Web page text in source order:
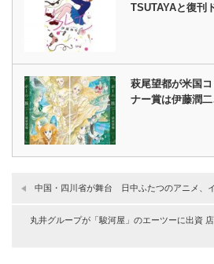
TSUTAYAと復刊
萩尾望都が米国
ナー賞は伊藤潤
中国・四川省が舞台 日中ふたつのアニメ、
丸井グループが「駿河屋」のエーツーに出資